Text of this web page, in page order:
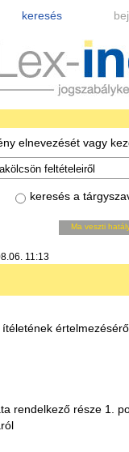
keresés
elnevezését vagy
keresés a
Ma veszti
11:13
rendelkező része 1.